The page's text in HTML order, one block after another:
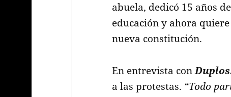
abuela, dedicó 15 años
educación y ahora
nueva constitución.
En entrevista con
a las protestas. “Todo